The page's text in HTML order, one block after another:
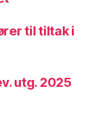
til tiltak i
utg. 2025